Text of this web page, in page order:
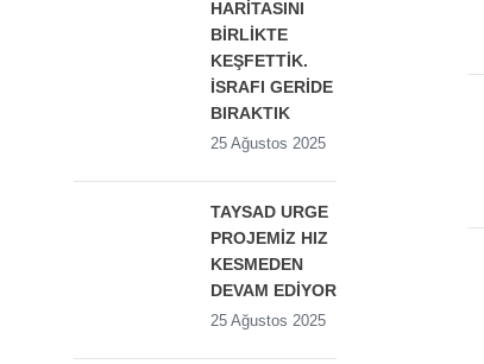
HARİTASINI
BİRLİKTE
KEŞFETTİK.
İSRAFI GERİDE
BIRAKTIK
25 Ağustos 2025
TAYSAD URGE
PROJEMİZ HIZ
KESMEDEN
DEVAM EDİYOR
25 Ağustos 2025